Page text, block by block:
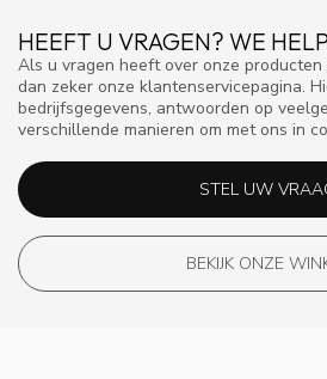
HEEFT U VRAGEN? WE
Als u vragen heeft over onze
dan zeker onze klantenservicepagina.
bedrijfsgegevens, antwoorden op
verschillende manieren om met ons in
STEL UW
BEKIJK ONZE